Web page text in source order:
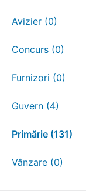
Avizier (0)
Concurs (0)
Furnizori (0)
Guvern (4)
Primărie (131)
Vânzare (0)